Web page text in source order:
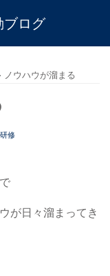
ブログ
ノウハウが溜まる
修
が日々溜まってき